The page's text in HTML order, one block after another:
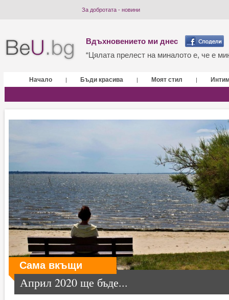
За добротата - новини
Вдъхновението ми днес
“Цялата прелест на миналото е, че е
Начало | Бъди красива | Моят стил |
Сама вкъщи
Април 2020 ще бъде...